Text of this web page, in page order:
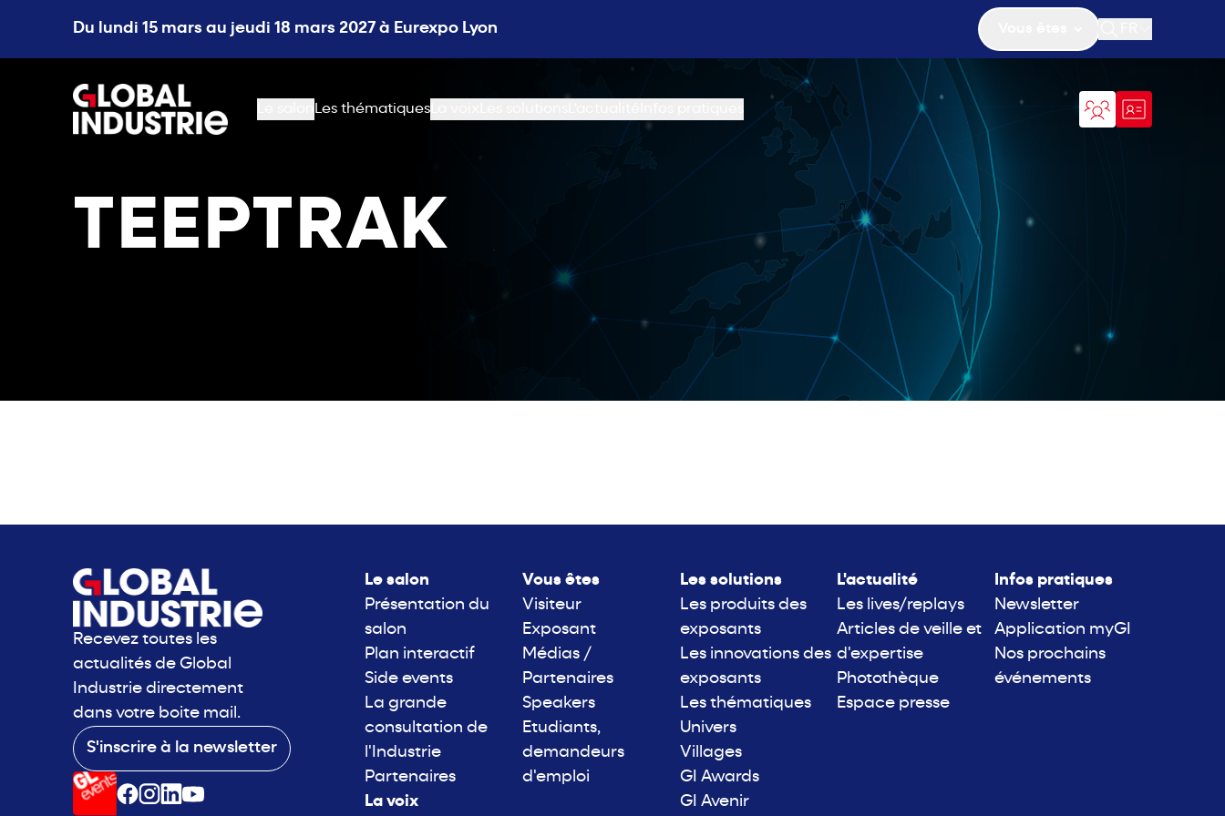
Du lundi 15 mars au jeudi 18 mars 2027 à Eurexpo Lyon
Ouvrir la
page.home
Les thématiques
TEEPTRAK
Recevez toutes les
actualités de Global
Industrie directement
dans votre boite mail.
S'inscrire à la newsletter
Le salon
Présentation du
salon
Plan interactif
Side events
La grande
consultation de
l'Industrie
Partenaires
La voix
Vous êtes
Visiteur
Exposant
Médias /
Partenaires
Speakers
Etudiants,
demandeurs
d'emploi
Les solutions
Les produits des
exposants
Les innovations des
exposants
Les thématiques
Univers
Villages
GI Awards
GI Avenir
L'actualité
Les lives/replays
Articles de veille et
d'expertise
Photothèque
Espace presse
Infos pratiques
Newsletter
Application myGI
Nos prochains
événements